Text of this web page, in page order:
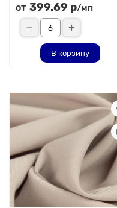
от 399.69 р/мп
В корзину